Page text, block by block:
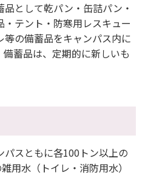
として乾パン・缶詰パン・
・テント・防寒用レスキュー
の備蓄品をキャンパス内に
蓄品は、定期的に新しいも
スともに各100トン以上の
用水（トイレ・消防用水）